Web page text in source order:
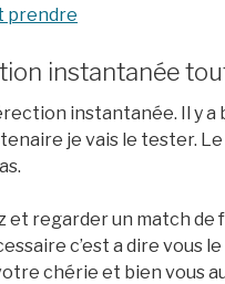
prendre
instantanée
instantanée. Il y a
je vais le tester.
et regarder un match
c’est a dire vous
chérie et bien vous